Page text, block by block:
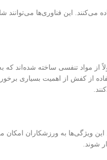
این فناوری‌ها می‌توانند
تنفسی ساخته شده‌اند که به
از کفش از اهمیت بسیاری
ویژگی‌ها به ورزشکاران امکان
شوند.